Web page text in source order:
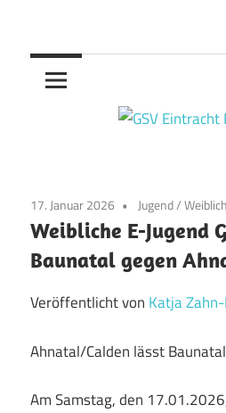
springen
GSV
Eintracht
Baunatal
17. Januar 2026 Jugend/
Weibliche E-Jugend
Baunatal gegen
Veröffentlicht von Katja
Ahnatal/Calden lässt
Am Samstag, den